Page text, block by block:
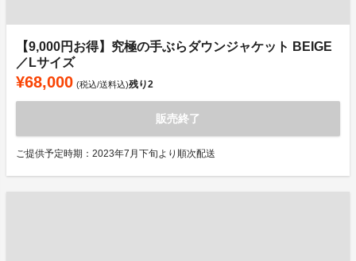
【9,000円お得】究極の手ぶらダウンジャケット BEIGE
／Lサイズ
¥68,000 (税込/送料込)残り2
販売終了
ご提供予定時期：2023年7月下旬より順次配送